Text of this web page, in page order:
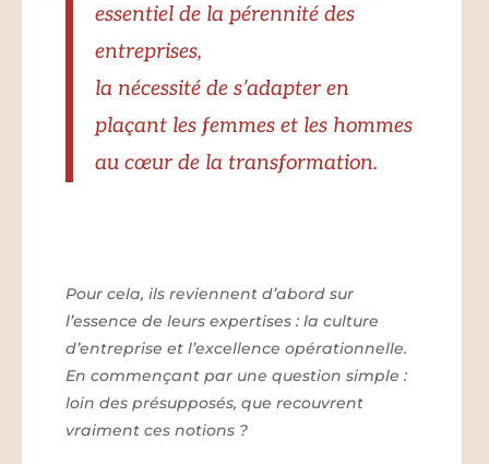
essentiel de la pérennité des
entreprises,
la nécessité de s’adapter en
plaçant les femmes et les hommes
au cœur de la transformation.
Pour cela, ils reviennent d’abord sur
l’essence de leurs expertises : la culture
d’entreprise et l’excellence opérationnelle.
En commençant par une question simple :
loin des présupposés, que recouvrent
vraiment ces notions ?